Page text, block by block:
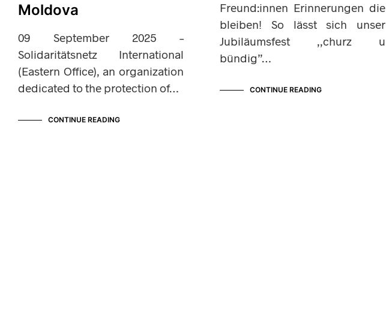
Moldova
09 September 2025 –
Solidaritätsnetz International
(Eastern Office), an organization
dedicated to the protection of…
CONTINUE READING
Freund:innen Erinnerungen die
bleiben! So lässt sich unser
Jubiläumsfest ,,churz u
bündig”…
CONTINUE READING